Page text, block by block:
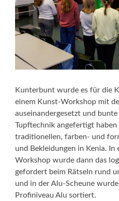
Kunterbunt wurde es für die
einem Kunst-Workshop mit
auseinandergesetzt und
Tupftechnik angefertigt
traditionellen, farben- und
und Bekleidungen in Kenia. In
Workshop wurde dann das
gefordert beim Rätseln rund
und in der Alu-Scheune
Profiniveau Alu sortiert.